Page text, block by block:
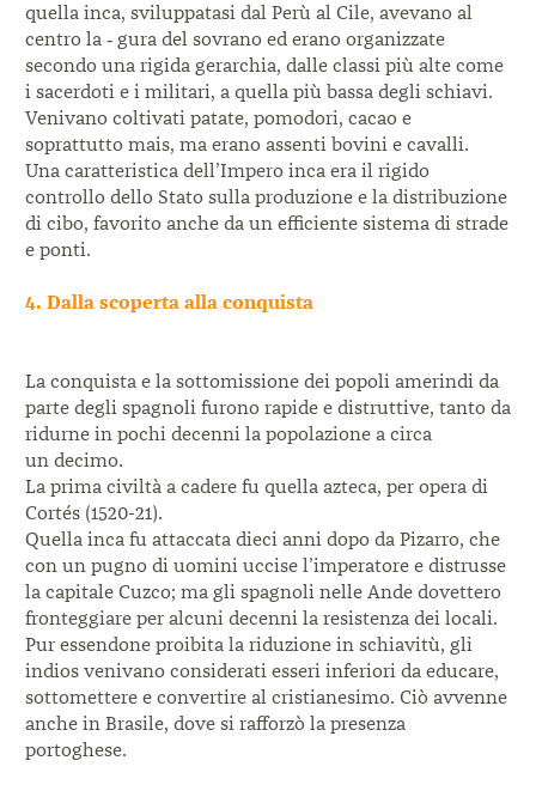
quella inca, sviluppatasi dal Perù al Cile, avevano al
centro la ‑ gura del sovrano ed erano organizzate
secondo una rigida gerarchia, dalle classi più alte come
i sacerdoti e i militari, a quella più bassa degli schiavi.
Venivano coltivati patate, pomodori, cacao e
soprattutto mais, ma erano assenti bovini e cavalli.
Una caratteristica dell’Impero inca era il rigido
controllo dello Stato sulla produzione e la distribuzione
di cibo, favorito anche da un efficiente sistema di strade
e ponti.
4. Dalla scoperta alla conquista
La conquista e la sottomissione dei popoli amerindi da
parte degli spagnoli furono rapide e distruttive, tanto da
ridurne in pochi decenni la popolazione a circa
un decimo.
La prima civiltà a cadere fu quella azteca, per opera di
Cortés (1520-21).
Quella inca fu attaccata dieci anni dopo da Pizarro, che
con un pugno di uomini uccise l’imperatore e distrusse
la capitale Cuzco; ma gli spagnoli nelle Ande dovettero
fronteggiare per alcuni decenni la resistenza dei locali.
Pur essendone proibita la riduzione in schiavitù, gli
indios venivano considerati esseri inferiori da educare,
sottomettere e convertire al cristianesimo. Ciò avvenne
anche in Brasile, dove si rafforzò la presenza
portoghese.